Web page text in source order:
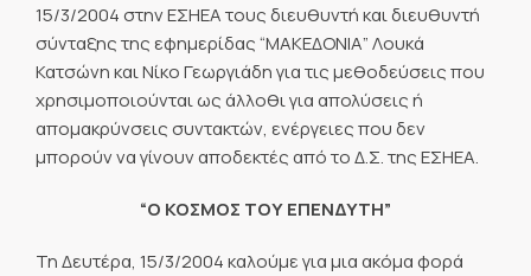
15/3/2004 στην ΕΣΗΕΑ τους διευθυντή και διευθυντή
σύνταξης της εφημερίδας “ΜΑΚΕΔΟΝΙΑ” Λουκά
Κατσώνη και Νίκο Γεωργιάδη για τις μεθοδεύσεις που
χρησιμοποιούνται ως άλλοθι για απολύσεις ή
απομακρύνσεις συντακτών, ενέργειες που δεν
μπορούν να γίνουν αποδεκτές από το Δ.Σ. της ΕΣΗΕΑ.
“Ο ΚΟΣΜΟΣ ΤΟΥ ΕΠΕΝΔΥΤΗ”
Τη Δευτέρα, 15/3/2004 καλούμε για μια ακόμα φορά